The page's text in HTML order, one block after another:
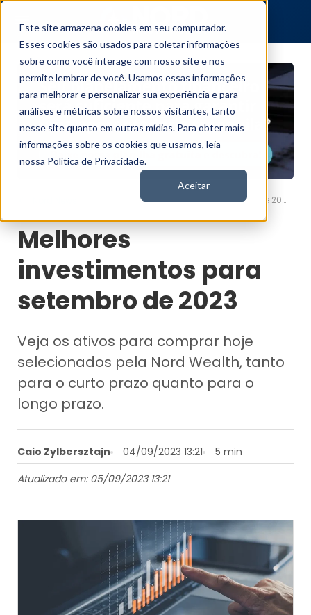
Este site armazena cookies em seu computador.
Esses cookies são usados para coletar informações
sobre como você interage com nosso site e nos
permite lembrar de você. Usamos essas informações
para melhorar e personalizar sua experiência e para
análises e métricas sobre nossos visitantes, tanto
nesse site quanto em outras mídias. Para obter mais
informações sobre os cookies que usamos, leia
nossa Política de Privacidade.
Aceitar
Melhores investimentos para setembro de 2023
Melhores
investimentos para
setembro de 2023
Veja os ativos para comprar hoje
selecionados pela Nord Wealth, tanto
para o curto prazo quanto para o
longo prazo.
Caio Zylbersztajn 04/09/2023 13:21
5 min
Atualizado em: 05/09/2023 13:21